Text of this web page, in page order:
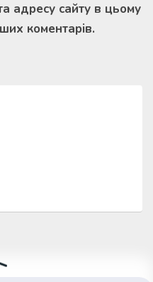
адресу сайту в цьому
коментарів.